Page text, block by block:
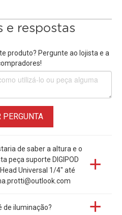
e respostas
produto? Pergunte ao lojista e a
PERGUNTA
de saber a altura e o
peça suporte DIGIPOD
Universal 1/4" até
de iluminação?